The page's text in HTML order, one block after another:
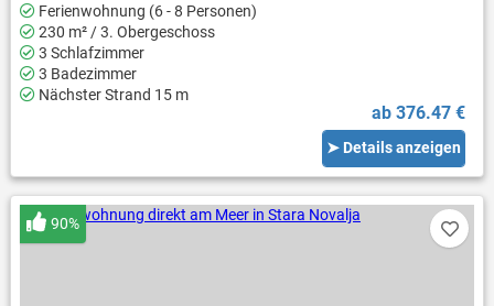
Ferienwohnung (6 - 8 Personen)
230 m² / 3. Obergeschoss
3 Schlafzimmer
3 Badezimmer
Nächster Strand 15 m
ab 376.47 €
➤ Details anzeigen
90%